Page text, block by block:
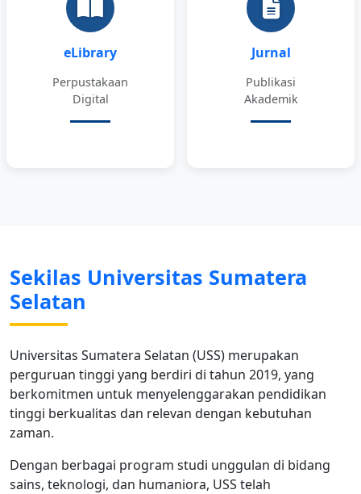
eLibrary
Perpustakaan
Digital
Jurnal
Publikasi
Akademik
Sekilas Universitas Sumatera
Selatan
Universitas Sumatera Selatan (USS) merupakan
perguruan tinggi yang berdiri di tahun 2019, yang
berkomitmen untuk menyelenggarakan pendidikan
tinggi berkualitas dan relevan dengan kebutuhan
zaman.
Dengan berbagai program studi unggulan di bidang
sains, teknologi, dan humaniora, USS telah